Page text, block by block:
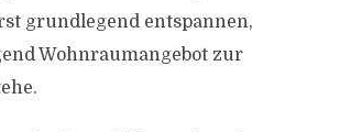
grundlegend entspannen,
Wohnraumangebot zur